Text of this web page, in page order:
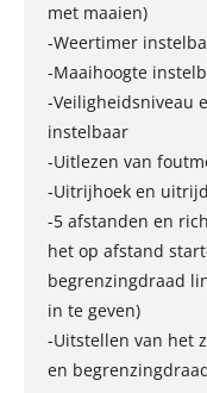
met maaien)
-Weertimer
-Maaihoogte
-Veiligheidsniveau
instelbaar
-Uitlezen van
-Uitrijhoek en
-5 afstanden en
het op afstand
begrenzingdraad
in te geven)
-Uitstellen van het
en